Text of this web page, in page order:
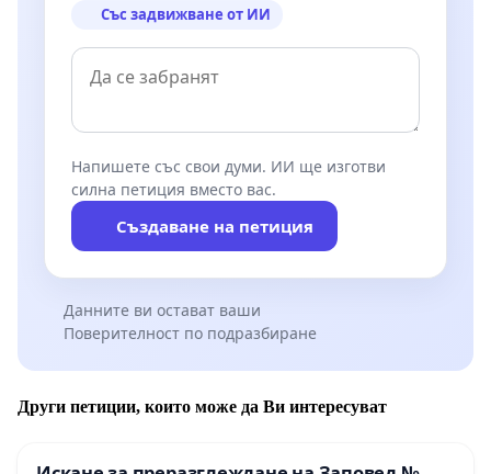
Със задвижване от ИИ
Напишете със свои думи. ИИ ще изготви
силна петиция вместо вас.
Създаване на петиция
Данните ви остават ваши
Поверителност по подразбиране
Други петиции, които може да Ви интересуват